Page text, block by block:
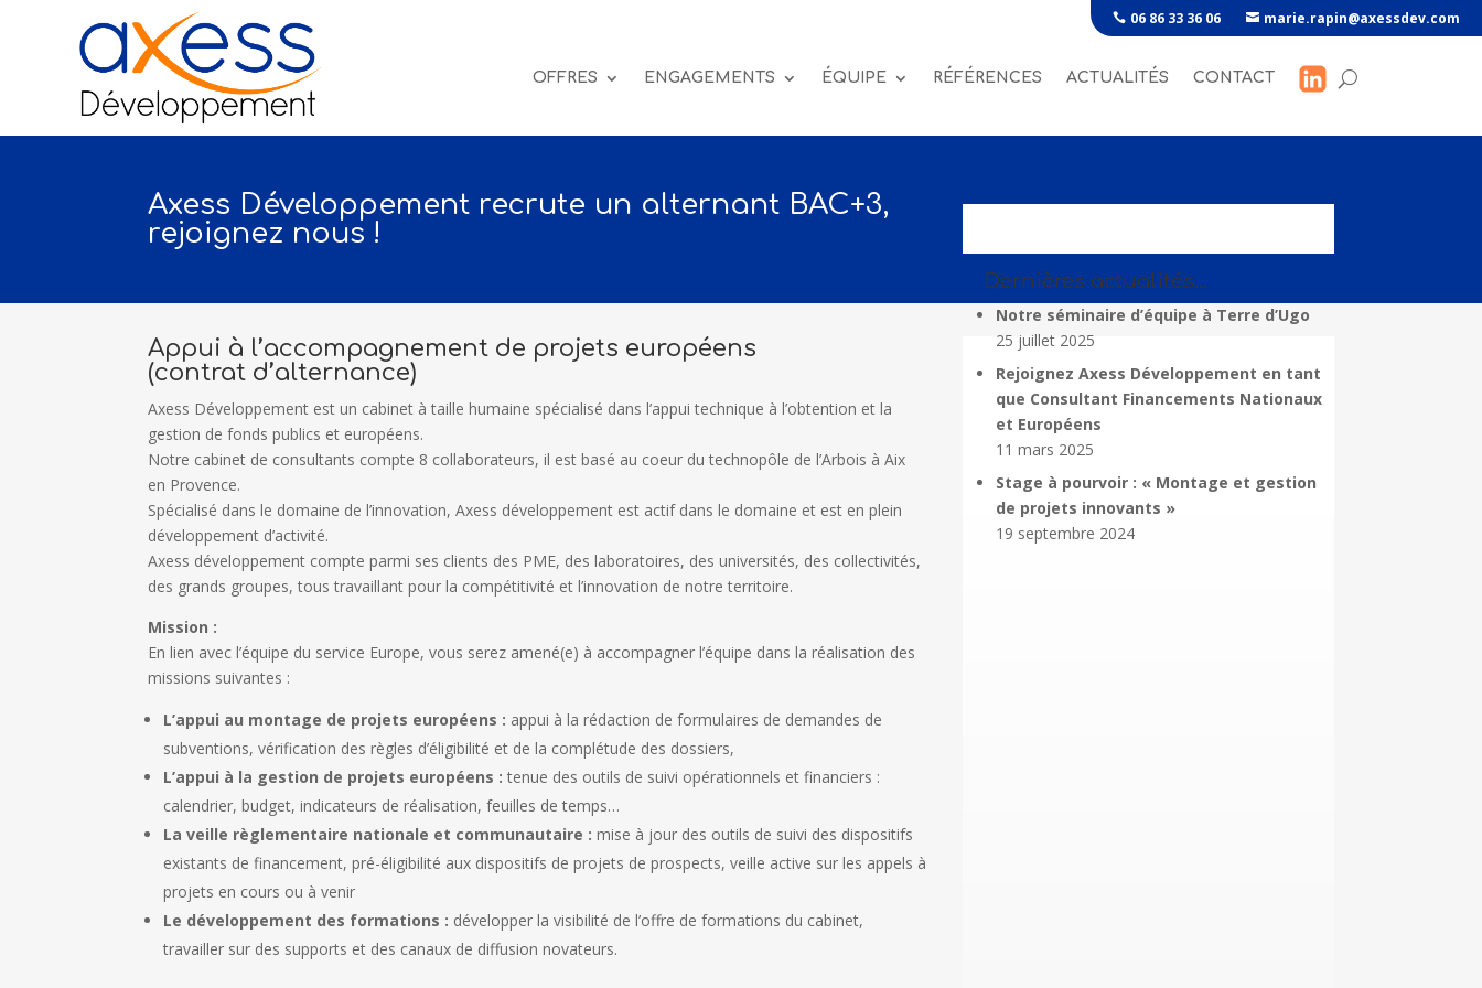
06 86 33 36 06 marie.rapin@axessdev.com
OFFRES ENGAGEMENTS ÉQUIPE RÉFÉRENCES ACTUALITÉS CONTACT
Axess Développement recrute un alternant BAC+3,
rejoignez nous !
Appui à l’accompagnement de projets européens
(contrat d’alternance)
Axess Développement est un cabinet à taille humaine spécialisé dans l’appui technique à l’obtention et la
gestion de fonds publics et européens.
Notre cabinet de consultants compte 8 collaborateurs, il est basé au coeur du technopôle de l’Arbois à Aix
en Provence.
Spécialisé dans le domaine de l’innovation, Axess développement est actif dans le domaine et est en plein
développement d’activité.
Axess développement compte parmi ses clients des PME, des laboratoires, des universités, des collectivités,
des grands groupes, tous travaillant pour la compétitivité et l’innovation de notre territoire.
Mission :
En lien avec l’équipe du service Europe, vous serez amené(e) à accompagner l’équipe dans la réalisation des
missions suivantes :
L’appui au montage de projets européens : appui à la rédaction de formulaires de demandes de
subventions, vérification des règles d’éligibilité et de la complétude des dossiers,
L’appui à la gestion de projets européens : tenue des outils de suivi opérationnels et financiers :
calendrier, budget, indicateurs de réalisation, feuilles de temps…
La veille règlementaire nationale et communautaire : mise à jour des outils de suivi des dispositifs
existants de financement, pré-éligibilité aux dispositifs de projets de prospects, veille active sur les appels à
projets en cours ou à venir
Le développement des formations : développer la visibilité de l’offre de formations du cabinet,
travailler sur des supports et des canaux de diffusion novateurs.
Dernières actualités…
Notre séminaire d’équipe à Terre d’Ugo
25 juillet 2025
Rejoignez Axess Développement en tant
que Consultant Financements Nationaux
et Européens
11 mars 2025
Stage à pourvoir : « Montage et gestion
de projets innovants »
19 septembre 2024